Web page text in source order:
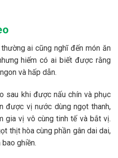
ai cũng nghĩ đến món ăn
hiếm có ai biết được rằng
và hấp dẫn.
sau khi được nấu chín và phục
được vị nước dùng ngọt thanh,
gia vị vô cùng tinh tế và bắt vị.
thịt hòa cùng phần gân dai dai,
ghiền.